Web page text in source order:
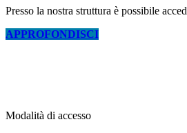
Presso la nostra struttura è possibile
APPROFONDISCI
Modalità di accesso